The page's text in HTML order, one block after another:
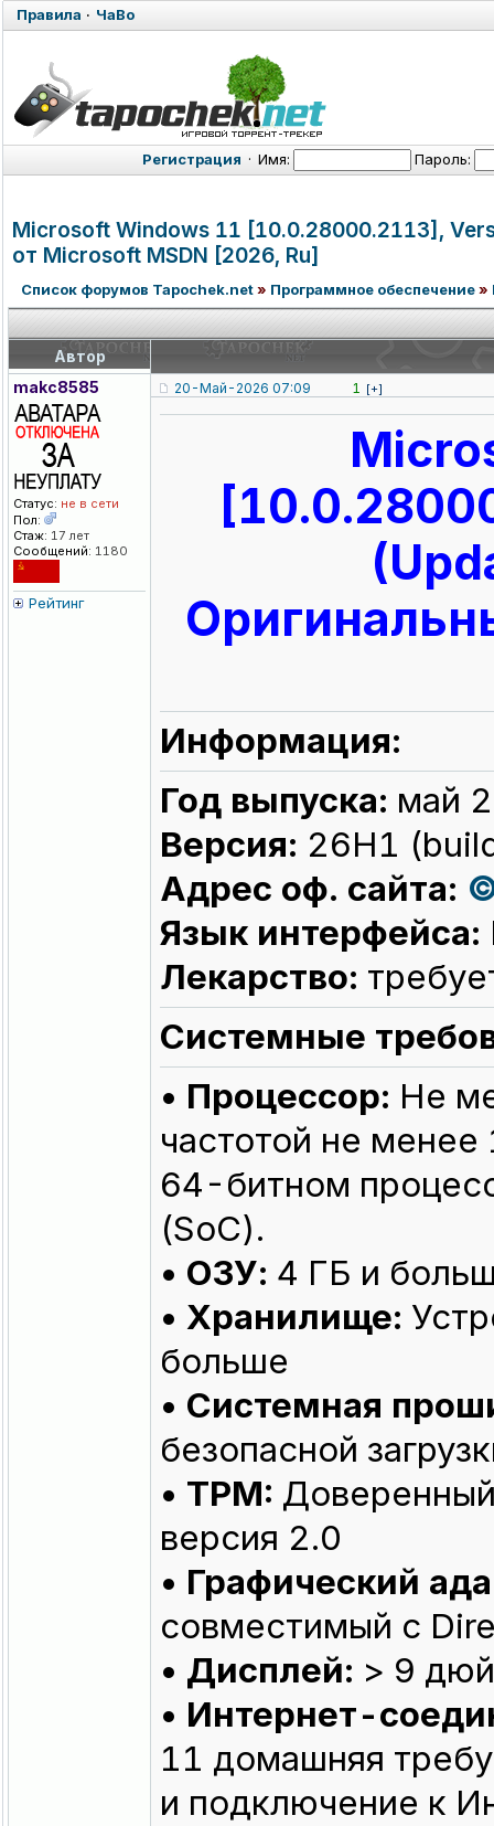
Правила · ЧаВо
Регистрация · Имя: Пароль:
Microsoft Windows 11 [10.0.28000.2113],
от Microsoft MSDN [2026, Ru]
Список форумов Tapochek.net» Программное обеспечение»
Автор
makc8585
Статус: не в сети
Пол:
Стаж: 17 лет
Сообщений: 1180
Рейтинг
20-Май-2026 07:09 1 [+]
Информация:
Год выпуска: май
Версия: 26H1
Адрес оф. сайта:
Язык интерфейса:
Лекарство:
Системные
• Процессор: Не
частотой не менее
64-битном
(SoC).
• ОЗУ: 4 ГБ и
• Хранилище:
больше
• Системная
безопасной
• TPM:
версия 2.0
• Графический
совместимый с
• Дисплей: > 9
• Интернет-
11 домашняя
и подключение к